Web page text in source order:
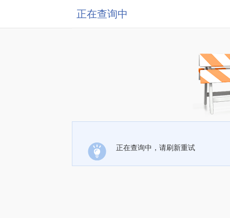
正在查询中
正在查询中，请刷新重试